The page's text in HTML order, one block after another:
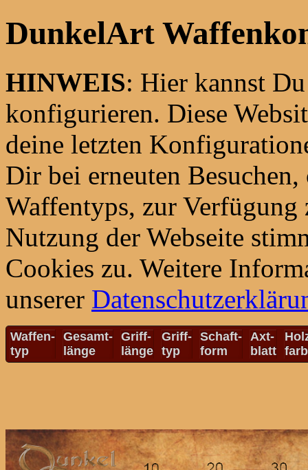
DunkelArt
HINWEIS: Hier kannst
konfigurieren. Diese
deine letzten
Dir bei erneuten
Waffentyps, zur
Nutzung der Webseite
Cookies zu. Weitere
unserer
Waffen-
typ
Gesamt-
länge
Griff-
länge
Griff-
typ
Schaft-
form
Axt-
blatt